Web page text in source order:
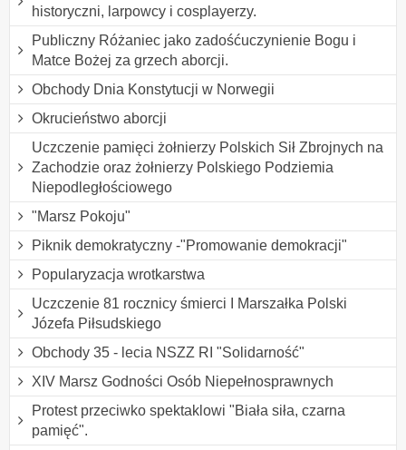
historyczni, larpowcy i cosplayerzy.
Publiczny Różaniec jako zadośćuczynienie Bogu i
Matce Bożej za grzech aborcji.
Obchody Dnia Konstytucji w Norwegii
Okrucieństwo aborcji
Uczczenie pamięci żołnierzy Polskich Sił Zbrojnych na
Zachodzie oraz żołnierzy Polskiego Podziemia
Niepodległościowego
"Marsz Pokoju"
Piknik demokratyczny -"Promowanie demokracji"
Popularyzacja wrotkarstwa
Uczczenie 81 rocznicy śmierci I Marszałka Polski
Józefa Piłsudskiego
Obchody 35 - lecia NSZZ RI "Solidarność"
XIV Marsz Godności Osób Niepełnosprawnych
Protest przeciwko spektaklowi "Biała siła, czarna
pamięć".